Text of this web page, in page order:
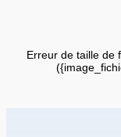
Erreur de taille de